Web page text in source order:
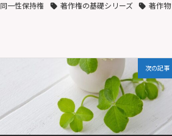
同一性保持権 著作権の基礎シリーズ
著作物
次の記事